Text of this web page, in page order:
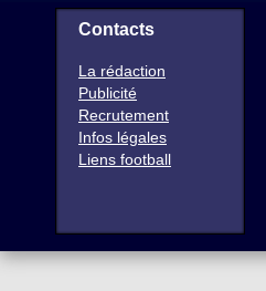
Contacts
La rédaction
Publicité
Recrutement
Infos légales
Liens football